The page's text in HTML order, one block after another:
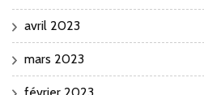
avril 2023
mars 2023